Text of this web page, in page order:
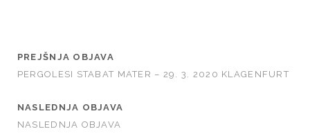
PREJŠNJA OBJAVA
PERGOLESI STABAT MATER – 29. 3. 2020 KLAGENFURT
NASLEDNJA OBJAVA
NASLEDNJA OBJAVA